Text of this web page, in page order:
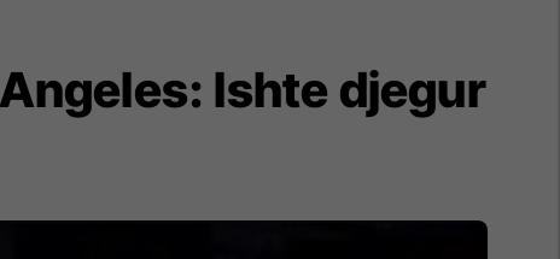
Ishte djegur